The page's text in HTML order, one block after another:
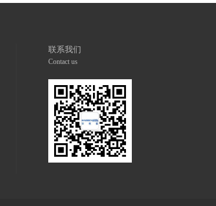
联系我们
Contact us